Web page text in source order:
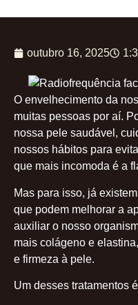
outubro 16, 2025
O envelhecimento da
muitas pessoas por aí.
nossa pele saudável,
nossos hábitos para
que mais incomoda é a
Mas para isso, já
que podem melhorar a
auxiliar o nosso
mais colágeno e
e firmeza à pele.
Um desses tratamentos